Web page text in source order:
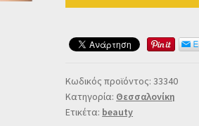
Κωδικός προϊόντος:33340
Κατηγορία: Θεσσαλονίκη
Ετικέτα: beauty